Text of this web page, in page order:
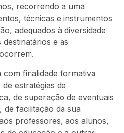
recorrendo a uma
técnicas e instrumentos
adequados à diversidade
destinatários e às
finalidade formativa
estratégias de
de superação de eventuais
de facilitação da sua
professores, aos alunos,